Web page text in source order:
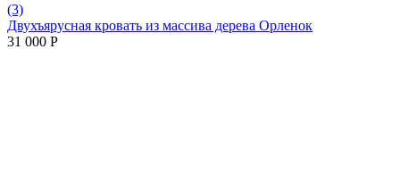
(3)
Двухъярусная кровать из массива дерева Орленок
31 000 Р